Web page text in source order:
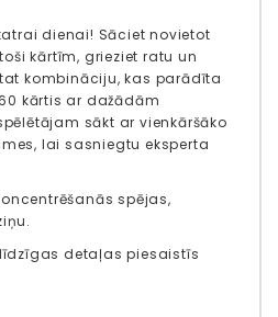
dienai! Sāciet novietot
kārtīm, grieziet ratu un
kombināciju, kas parādīta
kārtis ar dažādām
sākt ar vienkāršāko
lai sasniegtu eksperta
spējas,
detaļas piesaistīs